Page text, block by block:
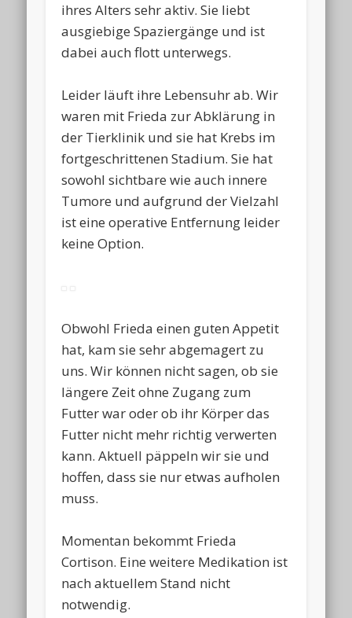
ihres Alters sehr aktiv. Sie liebt
ausgiebige Spaziergänge und ist
dabei auch flott unterwegs.
Leider läuft ihre Lebensuhr ab. Wir
waren mit Frieda zur Abklärung in
der Tierklinik und sie hat Krebs im
fortgeschrittenen Stadium. Sie hat
sowohl sichtbare wie auch innere
Tumore und aufgrund der Vielzahl
ist eine operative Entfernung leider
keine Option.
Obwohl Frieda einen guten Appetit
hat, kam sie sehr abgemagert zu
uns. Wir können nicht sagen, ob sie
längere Zeit ohne Zugang zum
Futter war oder ob ihr Körper das
Futter nicht mehr richtig verwerten
kann. Aktuell päppeln wir sie und
hoffen, dass sie nur etwas aufholen
muss.
Momentan bekommt Frieda
Cortison. Eine weitere Medikation ist
nach aktuellem Stand nicht
notwendig.